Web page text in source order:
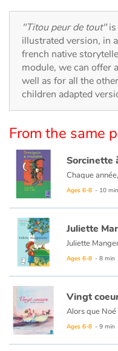
Around the world
Learning
Arts, space, activities
Documentaries
With the family
Daily life and hobbies
At school
Festivals and events
Love and friendship
Social issues
Emotions and feelings
"Titou peur de tout"
illustrated version, in
french native
module, we can offer
well as for all the
children adapted
From the same
Sorcinette
Ages 6-8 - 10 min
Juliette
Ages 6-8 - 8 min
Vingt
Ages 6-8 - 9 min